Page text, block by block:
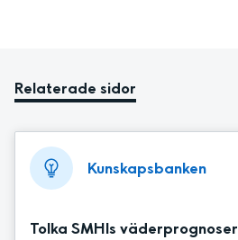
Relaterade sidor
Kunskapsbanken
Tolka SMHIs väderprognoser